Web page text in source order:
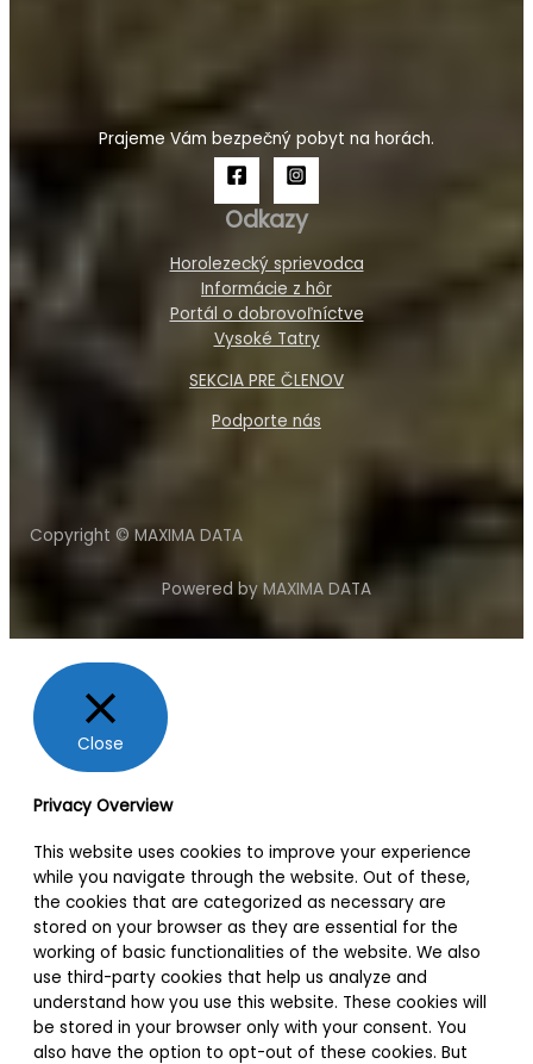
Prajeme Vám bezpečný pobyt na horách.
Odkazy
Horolezecký sprievodca
Informácie z hôr
Portál o dobrovoľníctve
Vysoké Tatry
SEKCIA PRE ČLENOV
Podporte nás
Copyright © MAXIMA DATA
Powered by MAXIMA DATA
Close
Privacy Overview
This website uses cookies to improve your experience
while you navigate through the website. Out of these,
the cookies that are categorized as necessary are
stored on your browser as they are essential for the
working of basic functionalities of the website. We also
use third-party cookies that help us analyze and
understand how you use this website. These cookies will
be stored in your browser only with your consent. You
also have the option to opt-out of these cookies. But